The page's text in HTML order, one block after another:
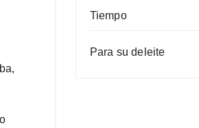
Tiempo
Para su deleite